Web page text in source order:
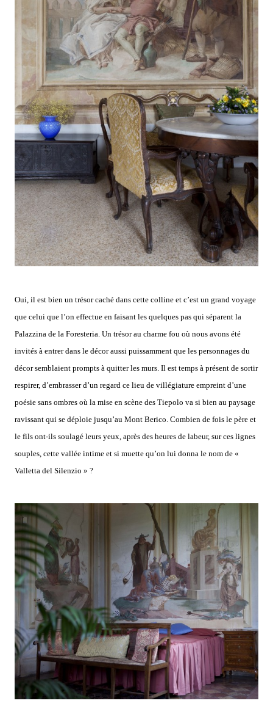
Oui, il est bien un trésor caché dans cette colline et c’est un grand voyage
que celui que l’on effectue en faisant les quelques pas qui séparent la
Palazzina de la Foresteria. Un trésor au charme fou où nous avons été
invités à entrer dans le décor aussi puissamment que les personnages du
décor semblaient prompts à quitter les murs. Il est temps à présent de sortir
respirer, d’embrasser d’un regard ce lieu de villégiature empreint d’une
poésie sans ombres où la mise en scène des Tiepolo va si bien au paysage
ravissant qui se déploie jusqu’au Mont Berico. Combien de fois le père et
le fils ont-ils soulagé leurs yeux, après des heures de labeur, sur ces lignes
souples, cette vallée intime et si muette qu’on lui donna le nom de «
Valletta del Silenzio » ?